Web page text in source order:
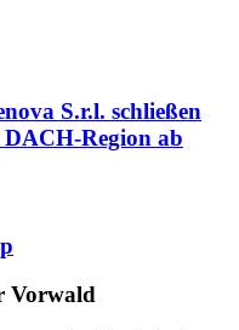
S.r.l. schließen
Region ab
Vorwald